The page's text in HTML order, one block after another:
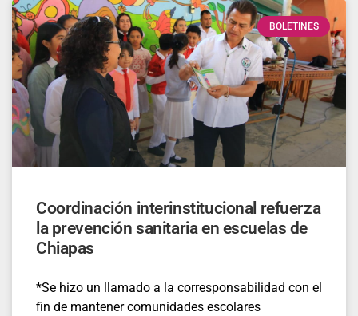
BOLETINES
Coordinación interinstitucional refuerza
la prevención sanitaria en escuelas de
Chiapas
*Se hizo un llamado a la corresponsabilidad con el
fin de mantener comunidades escolares